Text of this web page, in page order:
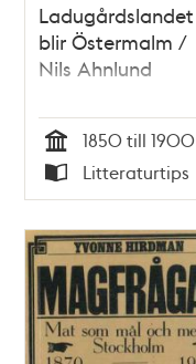
Ladugårdslandet
blir Östermalm /
Nils Ahnlund
Tid
1850 till 1900
Typ
Litteraturtips